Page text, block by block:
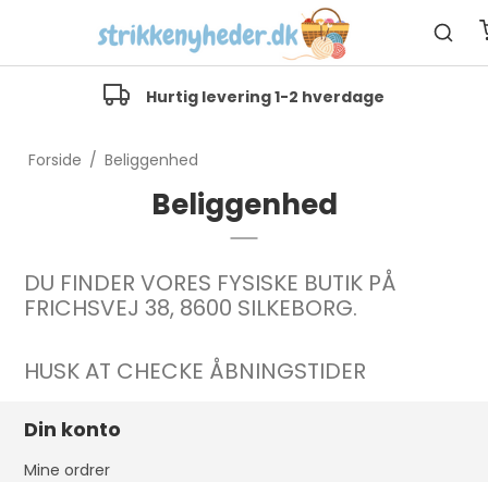
Hurtig levering 1-2 hverdage
Forside / Beliggenhed
Beliggenhed
DU FINDER VORES FYSISKE BUTIK PÅ
FRICHSVEJ 38, 8600 SILKEBORG.
HUSK AT CHECKE ÅBNINGSTIDER
Din konto
Mine ordrer